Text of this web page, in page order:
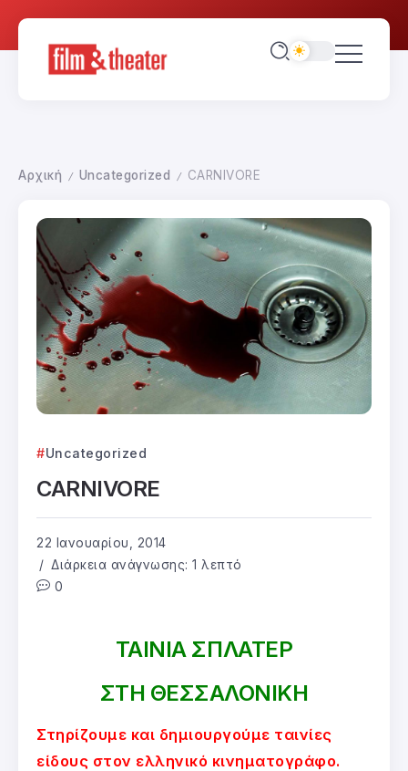
Αρχική / Uncategorized / CARNIVORE
Uncategorized
CARNIVORE
22 Ιανουαρίου, 2014
Διάρκεια ανάγνωσης: 1 λεπτό
0
ΤΑΙΝΙΑ ΣΠΛΑΤΕΡ
ΣΤΗ ΘΕΣΣΑΛΟΝΙΚΗ
Στηρίζουμε και δημιουργούμε ταινίες
είδους στον ελληνικό κινηματογράφο.